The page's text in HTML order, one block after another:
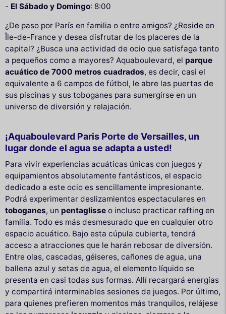
- El Sábado y Domingo: 8:00
¿De paso por París en familia o entre amigos? ¿Reside en
Île-de-France y desea disfrutar de los placeres de la
capital? ¿Busca una actividad de ocio que satisfaga tanto
a pequeños como a mayores? Aquaboulevard, el parque
acuático de 7000 metros cuadrados, es decir, casi el
equivalente a 6 campos de fútbol, le abre las puertas de
sus piscinas y sus toboganes para sumergirse en un
universo de diversión y relajación.
¡Aquaboulevard Paris Porte de Versailles, un
lugar donde el agua se adapta a usted!
Para vivir experiencias acuáticas únicas con juegos y
equipamientos absolutamente fantásticos, el espacio
dedicado a este ocio es sencillamente impresionante.
Podrá experimentar deslizamientos espectaculares en
toboganes, un pentaglisse o incluso practicar rafting en
familia. Todo es más desmesurado que en cualquier otro
espacio acuático. Bajo esta cúpula cubierta, tendrá
acceso a atracciones que le harán rebosar de diversión.
Entre olas, cascadas, géiseres, cañones de agua, una
ballena azul y setas de agua, el elemento líquido se
presenta en casi todas sus formas. Allí recargará energías
y compartirá interminables sesiones de juegos. Por último,
para quienes prefieren momentos más tranquilos, relájese